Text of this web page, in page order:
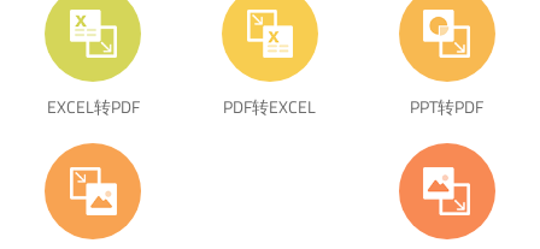
EXCEL转PDF PDF转EXCEL PPT转PDF